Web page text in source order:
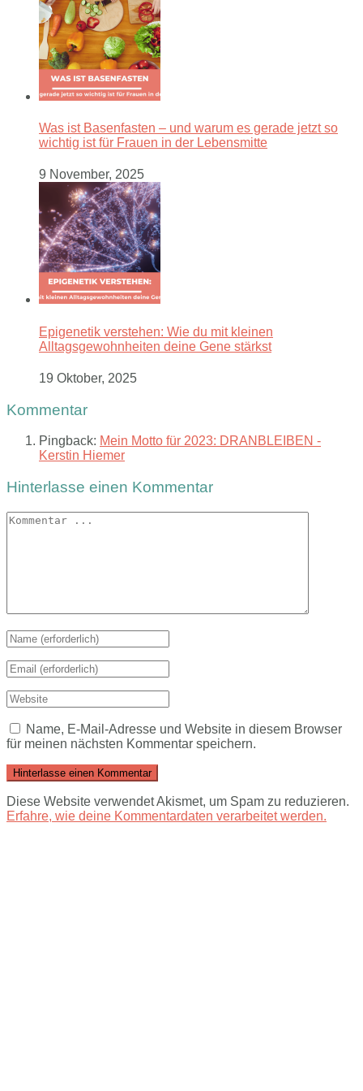
Was ist Basenfasten – und warum es gerade jetzt so
wichtig ist für Frauen in der Lebensmitte
9 November, 2025
Epigenetik verstehen: Wie du mit kleinen
Alltagsgewohnheiten deine Gene stärkst
19 Oktober, 2025
Kommentar
Pingback: Mein Motto für 2023: DRANBLEIBEN -
Kerstin Hiemer
Hinterlasse einen Kommentar
Name, E-Mail-Adresse und Website in diesem Browser
für meinen nächsten Kommentar speichern.
Diese Website verwendet Akismet, um Spam zu reduzieren.
Erfahre, wie deine Kommentardaten verarbeitet werden.